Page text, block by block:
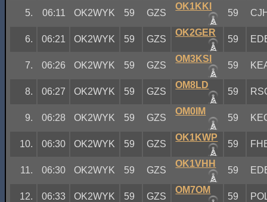
5. 06:11 OK2WYK 59 GZS
OK1KKI
59
6. 06:21 OK2WYK 59 GZS
OK2GER
59
7. 06:26 OK2WYK 59 GZS
OM3KSI
59
8. 06:27 OK2WYK 59 GZS
OM8LD
59
9. 06:28 OK2WYK 59 GZS
OM0IM
59
10. 06:30 OK2WYK 59 GZS
OK1KWP
59
11. 06:30 OK2WYK 59 GZS
OK1VHH
59
12. 06:33 OK2WYK 59 GZS
OM7OM
59